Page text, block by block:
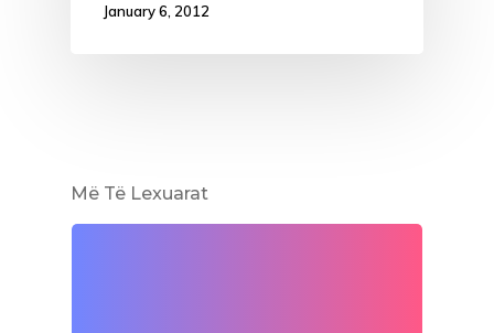
January 6, 2012
Më Të Lexuarat